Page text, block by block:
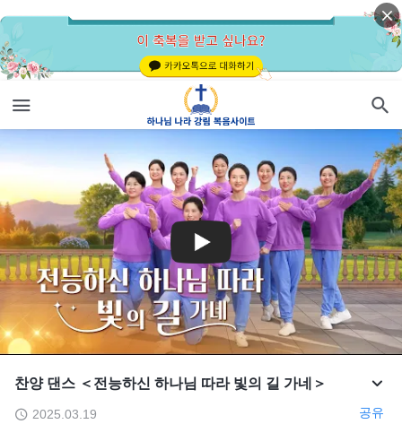
찬양 댄스 ＜전능하신 하나님 따라 빛의 길 가네＞
2025.03.19 공유